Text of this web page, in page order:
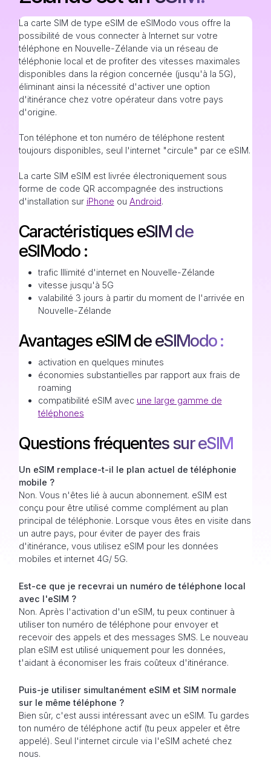
La carte SIM de type eSIM de eSIModo vous offre la
possibilité de vous connecter à Internet sur votre
téléphone en Nouvelle-Zélande via un réseau de
téléphonie local et de profiter des vitesses maximales
disponibles dans la région concernée (jusqu'à la 5G),
éliminant ainsi la nécessité d'activer une option
d'itinérance chez votre opérateur dans votre pays
d'origine.
Ton téléphone et ton numéro de téléphone restent
toujours disponibles, seul l'internet "circule" par ce eSIM.
La carte SIM eSIM est livrée électroniquement sous
forme de code QR accompagnée des instructions
d'installation sur iPhone ou Android.
Caractéristiques eSIM de
eSIModo :
trafic Illimité d'internet en Nouvelle-Zélande
vitesse jusqu'à 5G
valabilité 3 jours à partir du moment de l'arrivée en
Nouvelle-Zélande
Avantages eSIM de eSIModo :
activation en quelques minutes
économies substantielles par rapport aux frais de
roaming
compatibilité eSIM avec une large gamme de
téléphones
Questions fréquentes sur eSIM
Un eSIM remplace-t-il le plan actuel de téléphonie
mobile ?
Non. Vous n'êtes lié à aucun abonnement. eSIM est
conçu pour être utilisé comme complément au plan
principal de téléphonie. Lorsque vous êtes en visite dans
un autre pays, pour éviter de payer des frais
d'itinérance, vous utilisez eSIM pour les données
mobiles et internet 4G/ 5G.
Est-ce que je recevrai un numéro de téléphone local
avec l'eSIM ?
Non. Après l'activation d'un eSIM, tu peux continuer à
utiliser ton numéro de téléphone pour envoyer et
recevoir des appels et des messages SMS. Le nouveau
plan eSIM est utilisé uniquement pour les données,
t'aidant à économiser les frais coûteux d'itinérance.
Puis-je utiliser simultanément eSIM et SIM normale
sur le même téléphone ?
Bien sûr, c'est aussi intéressant avec un eSIM. Tu gardes
ton numéro de téléphone actif (tu peux appeler et être
appelé). Seul l'internet circule via l'eSIM acheté chez
nous.